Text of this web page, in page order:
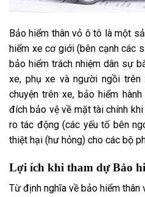
Bảo hiểm thân vỏ ô tô làmột
hiểm xe cơ giới (bên cạnh các
bảo hiểm trách nhiệm dân sự
xe, phụ xe và người ngồi trên
chuyện trên xe, bảo hiểm
đích bảo vệ về mặt tài chính
rotác động(các yếu tố bên
thiệt hại (hư hỏng) cho các bộ
Lợi ích khi tham dựBảo
Từ định nghĩa về bảo hiểm thân